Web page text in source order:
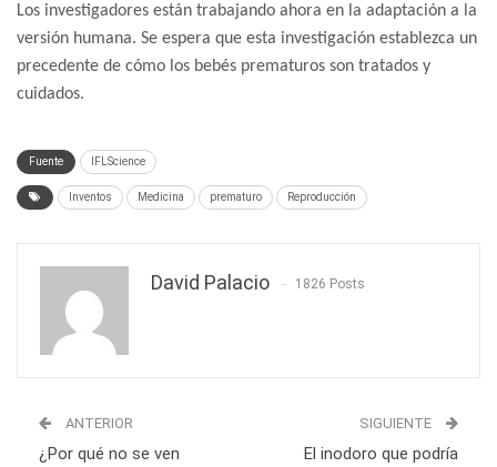
Los investigadores están trabajando ahora en la adaptación a la
versión humana. Se espera que esta investigación establezca un
precedente de cómo los bebés prematuros son tratados y
cuidados.
Fuente IFLScience
Inventos Medicina prematuro Reproducción
David Palacio 1826 Posts
ANTERIOR
¿Por qué no se ven
SIGUIENTE
El inodoro que podría